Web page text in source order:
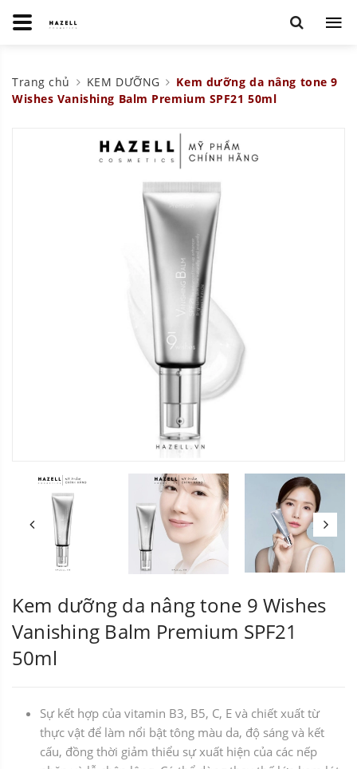
Trang chủ KEM DƯỠNG
Kem dưỡng da nâng tone 9
Wishes Vanishing Balm Premium SPF21 50ml
Kem dưỡng da nâng tone 9 Wishes
Vanishing Balm Premium SPF21
50ml
Sự kết hợp của vitamin B3, B5, C, E và chiết xuất từ
thực vật để làm nổi bật tông màu da, độ sáng và kết
cấu, đồng thời giảm thiểu sự xuất hiện của các nếp